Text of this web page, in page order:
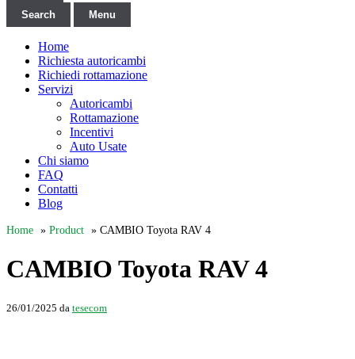
Search Menu
Home
Richiesta autoricambi
Richiedi rottamazione
Servizi
Autoricambi
Rottamazione
Incentivi
Auto Usate
Chi siamo
FAQ
Contatti
Blog
Home » Product » CAMBIO Toyota RAV 4
CAMBIO Toyota RAV 4
26/01/2025 da tesecom